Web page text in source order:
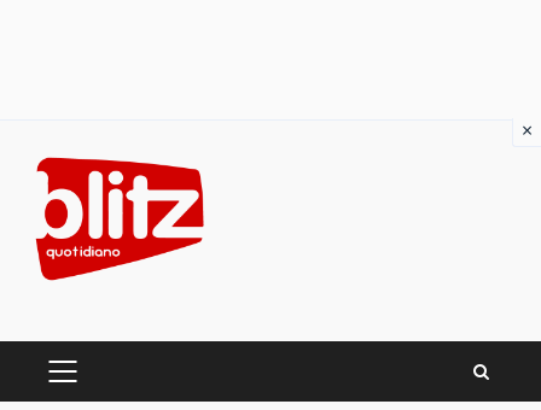
content
PRIMARY
×